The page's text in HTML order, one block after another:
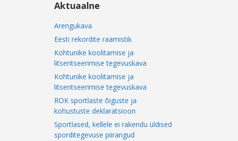
Aktuaalne
Arengukava
Eesti rekordite raamistik
Kohtunike koolitamise ja
litsentseerimise tegevuskava
Kohtunike koolitamise ja
litsentseerimise tegevuskava
ROK sportlaste õiguste ja
kohustuste deklaratsioon
Sportlased, kellele ei rakendu üldised
sporditegevuse piirangud